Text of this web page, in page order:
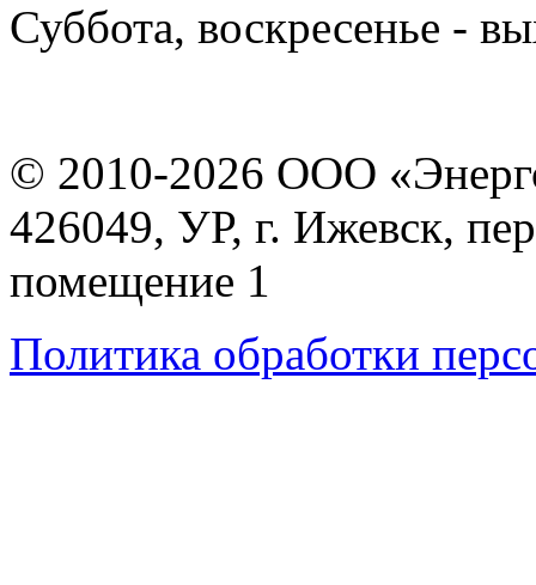
Суббота, воскресенье -
© 2010-2026 ООО
426049, УР, г. Ижевск,
помещение 1
Политика обработки